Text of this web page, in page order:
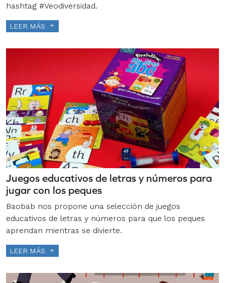
hashtag #Veodiversidad.
LEER MÁS
Juegos educativos de letras y números para
jugar con los peques
Baobab nos propone una selección de juegos
educativos de letras y números para que los peques
aprendan mientras se divierte.
LEER MÁS